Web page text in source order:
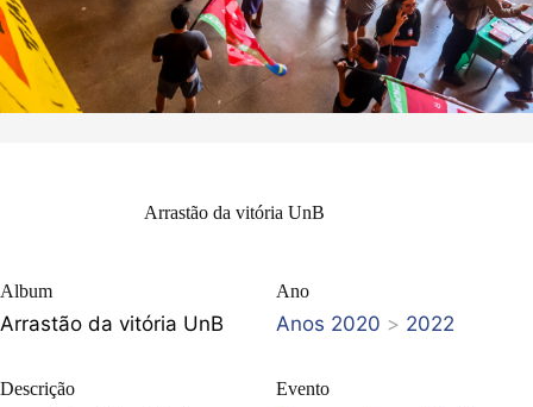
Arrastão da vitória UnB
Album
Arrastão da vitória UnB
Descrição
Ano
Anos 2020 > 2022
Evento